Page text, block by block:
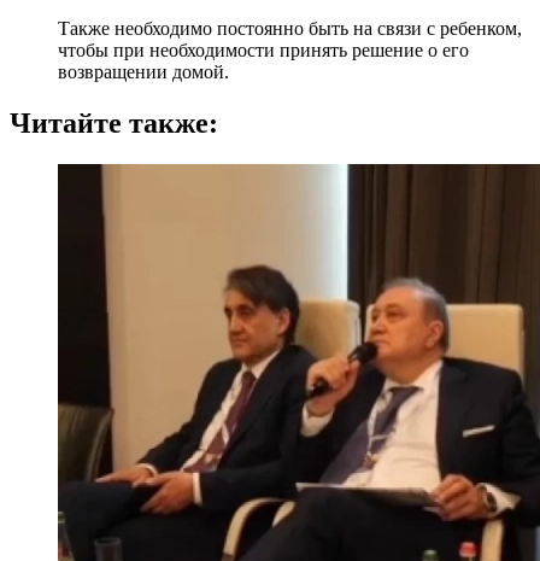
Также необходимо постоянно быть на связи с ребенком,
чтобы при необходимости принять решение о его
возвращении домой.
Читайте также: